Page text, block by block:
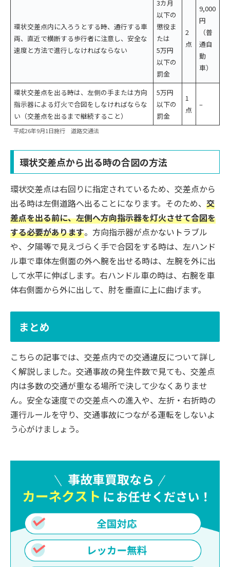
環状交差点内に入ろうとする時、通行する車
両、直近で横断する歩行者に注意し、安全な
速度と方法で進行しなければならない
3カ月
以下の
懲役ま
たは
5万円
以下の
罰金
2
点
9,000
円
（普
通自
動
車）
環状交差点を出る時は、左側の手または方向
指示器による灯火で合図をしなければならな
い（交差点を出るまで継続すること）
5万円
以下の
罰金
1
点
–
平成26年9月1日施行 道路交通法
環状交差点から出る時の合図の方法
環状交差点は右回りに指定されているため、交差点から
出る時は左側道路へ出ることになります。そのため、 交
差点を出る前に、左側へ方向指示器を灯火させて合図を
する必要があります。方向指示器が点かないトラブル
や、夕陽等で見えづらく手で合図をする時は、左ハンド
ル車で車体左側面の外へ腕を出せる時は、左腕を外に出
して水平に伸ばします。右ハンドル車の時は、右腕を車
体右側面から外に出して、肘を垂直に上に曲げます。
まとめ
こちらの記事では、交差点内での交通違反について詳し
く解説しました。交通事故の発生件数で見ても、交差点
内は多数の交通が重なる場所で決して少なくありませ
ん。安全な速度での交差点への進入や、左折・右折時の
運行ルールを守り、交通事故につながる運転をしないよ
う心がけましょう。